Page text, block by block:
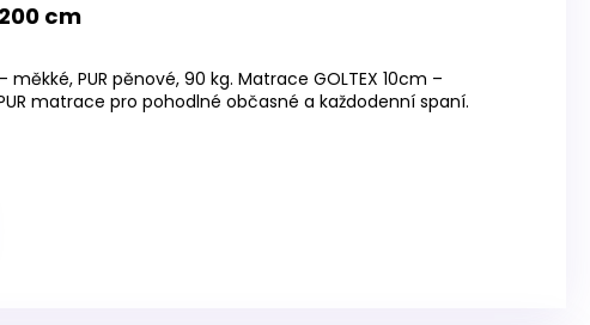
cm
měkké, PUR pěnové, 90 kg. Matrace GOLTEX 10cm –
matrace pro pohodlné občasné a každodenní spaní.